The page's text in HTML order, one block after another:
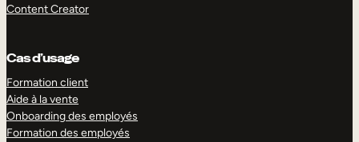
Content Creator
Cas d’usage
Formation client
Aide à la vente
Onboarding des employés
Formation des employés